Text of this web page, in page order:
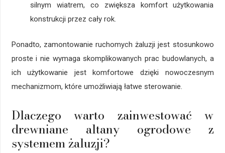
silnym wiatrem, co zwiększa komfort użytkowania
konstrukcji przez cały rok.
Ponadto, zamontowanie ruchomych żaluzji jest stosunkowo
proste i nie wymaga skomplikowanych prac budowlanych, a
ich użytkowanie jest komfortowe dzięki nowoczesnym
mechanizmom, które umożliwiają łatwe sterowanie.
Dlaczego warto zainwestować w
drewniane altany ogrodowe z
systemem żaluzji?